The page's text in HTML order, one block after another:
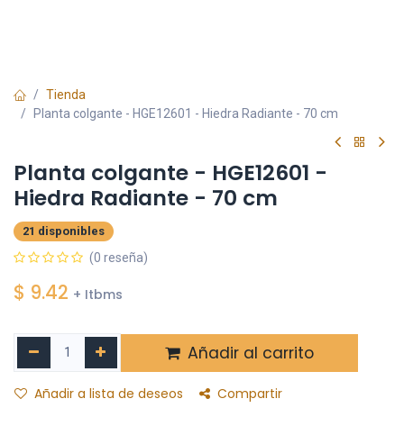
Tienda
Planta colgante - HGE12601 - Hiedra Radiante - 70 cm
Planta colgante - HGE12601 -
Hiedra Radiante - 70 cm
21 disponibles
(0 reseña)
$ 9.42 + Itbms
Añadir al carrito
Añadir a lista de deseos Compartir